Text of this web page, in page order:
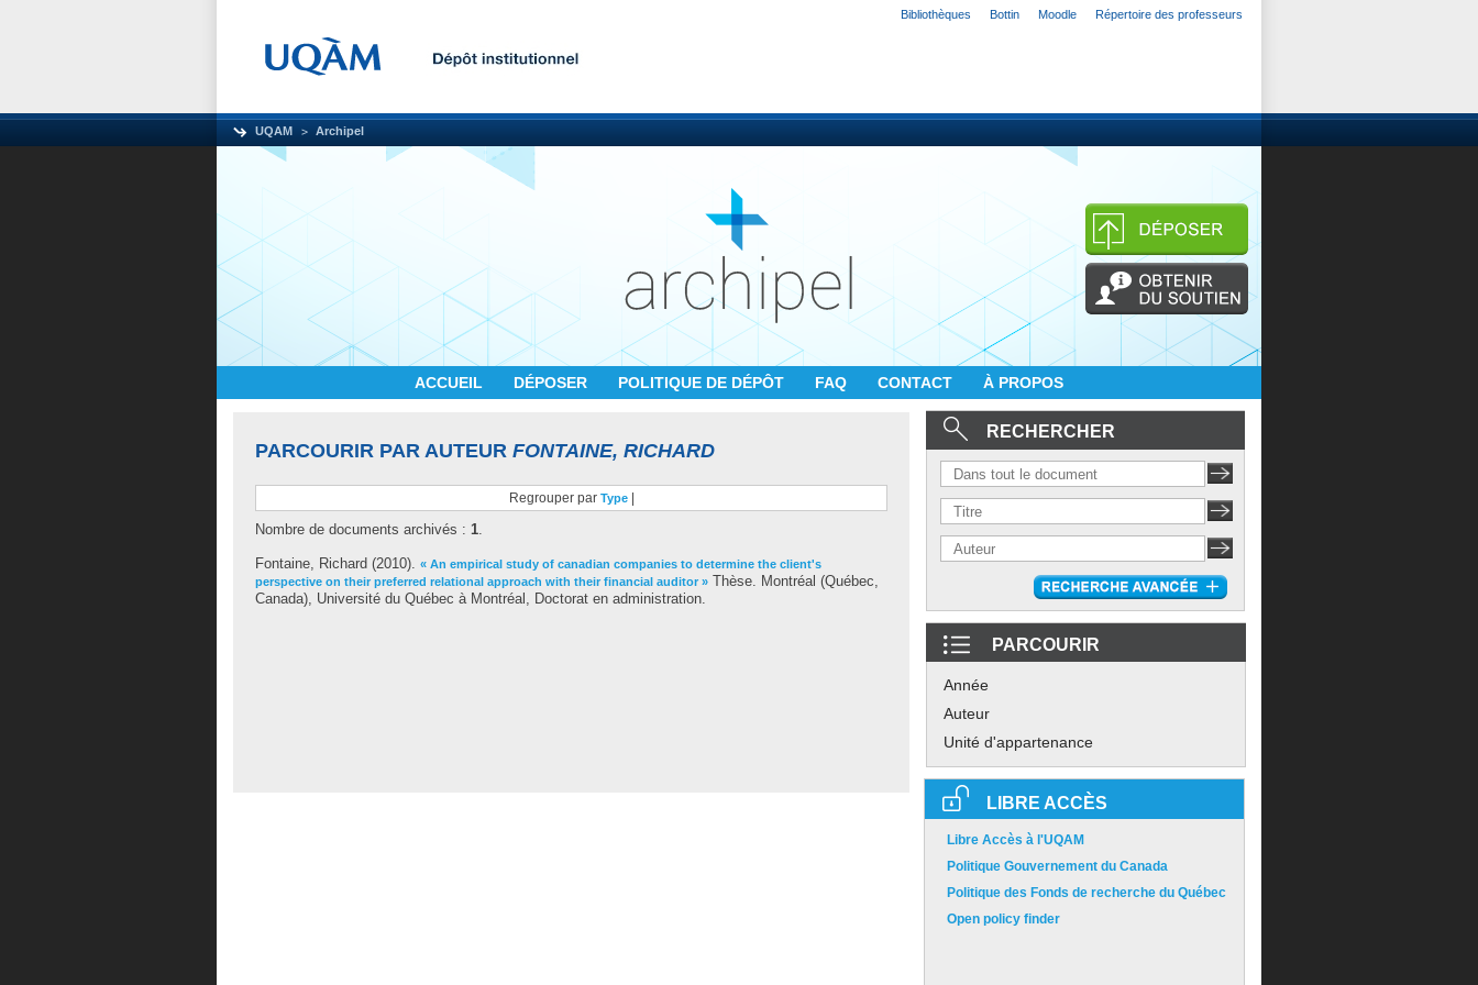
Bibliothèques Bottin Moodle Répertoire des professeurs
UQAM Archipel
ACCUEIL DÉPOSER POLITIQUE DE DÉPÔT FAQ CONTACT À PROPOS
PARCOURIR PAR AUTEUR FONTAINE, RICHARD
Regrouper par Type
Nombre de documents archivés : 1.
Fontaine, Richard (2010). « An empirical study of canadian companies to determine the client's
perspective on their preferred relational approach with their financial auditor » Thèse. Montréal (Québec,
Canada), Université du Québec à Montréal, Doctorat en administration.
RECHERCHER
PARCOURIR
Année
Auteur
Unité d'appartenance
LIBRE ACCÈS
Libre Accès à l'UQAM
Politique Gouvernement du Canada
Politique des Fonds de recherche du Québec
Open policy finder